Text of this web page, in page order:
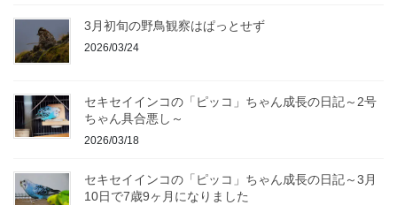
3月初旬の野鳥観察はぱっとせず
2026/03/24
セキセイインコの「ピッコ」ちゃん成長の日記～2号
ちゃん具合悪し～
2026/03/18
セキセイインコの「ピッコ」ちゃん成長の日記～3月
10日で7歳9ヶ月になりました